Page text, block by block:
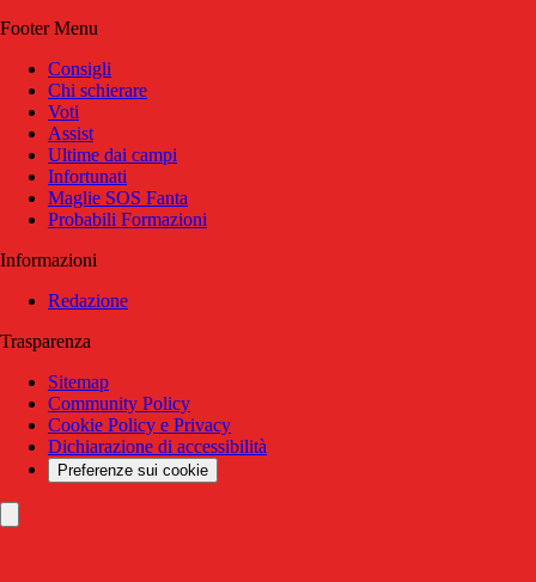
Footer Menu
Consigli
Chi schierare
Voti
Assist
Ultime dai campi
Infortunati
Maglie SOS Fanta
Probabili Formazioni
Informazioni
Redazione
Trasparenza
Sitemap
Community Policy
Cookie Policy e Privacy
Dichiarazione di accessibilità
Preferenze sui cookie